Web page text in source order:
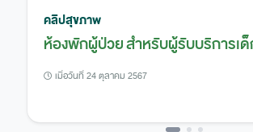
คลิปสุขภาพ
ห้องพักผู้ป่วย สำหรับผู้รับบริการเ
เมื่อวันที่ 24 ตุลาคม 2567